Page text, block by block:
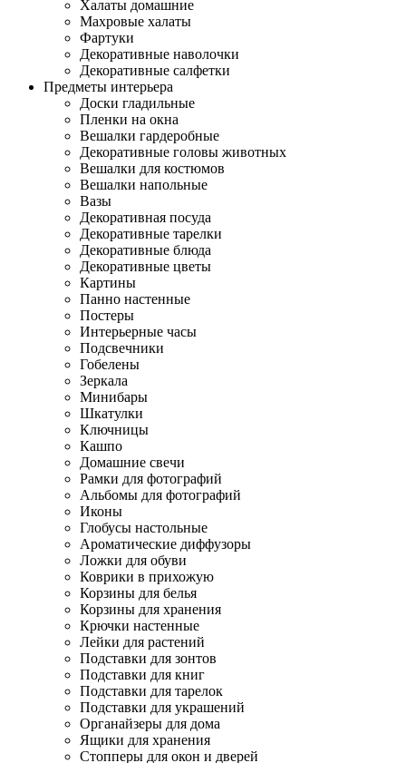
Халаты домашние
Махровые халаты
Фартуки
Декоративные наволочки
Декоративные салфетки
Предметы интерьера
Доски гладильные
Пленки на окна
Вешалки гардеробные
Декоративные головы животных
Вешалки для костюмов
Вешалки напольные
Вазы
Декоративная посуда
Декоративные тарелки
Декоративные блюда
Декоративные цветы
Картины
Панно настенные
Постеры
Интерьерные часы
Подсвечники
Гобелены
Зеркала
Минибары
Шкатулки
Ключницы
Кашпо
Домашние свечи
Рамки для фотографий
Альбомы для фотографий
Иконы
Глобусы настольные
Ароматические диффузоры
Ложки для обуви
Коврики в прихожую
Корзины для белья
Корзины для хранения
Крючки настенные
Лейки для растений
Подставки для зонтов
Подставки для книг
Подставки для тарелок
Подставки для украшений
Органайзеры для дома
Ящики для хранения
Стопперы для окон и дверей